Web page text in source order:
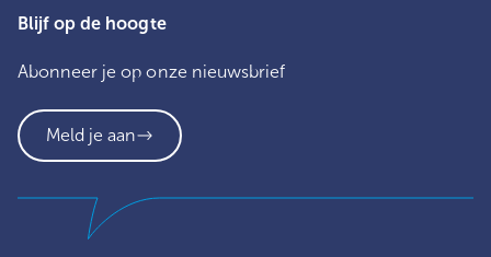
Blijf op de hoogte
Abonneer je op onze nieuwsbrief
Meld je aan